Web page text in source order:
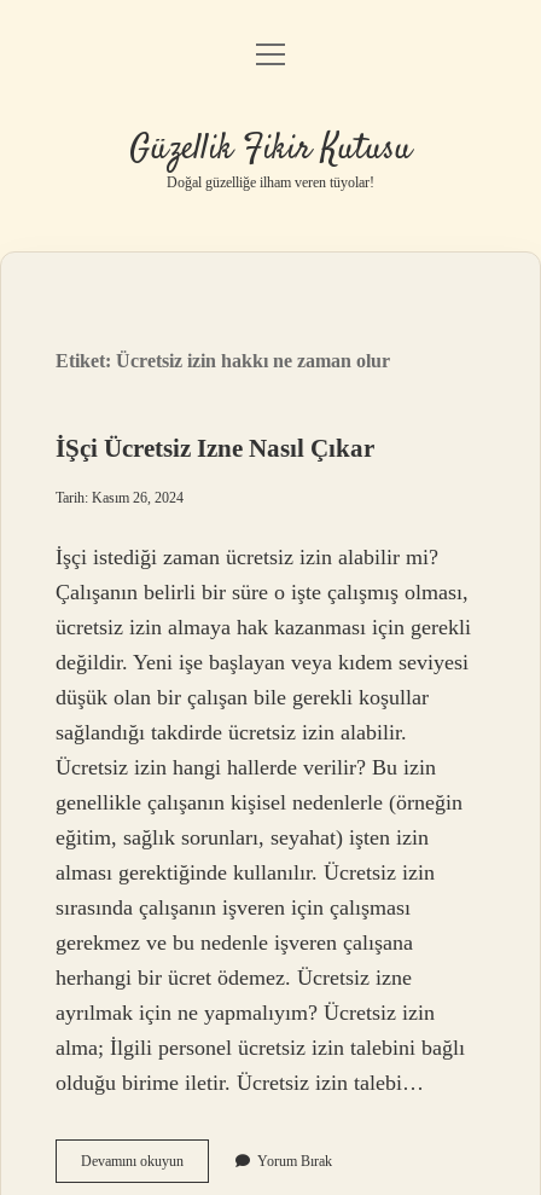
Anasayfa
Yasal Uyarı
menüyü
Güzellik Fikir Kutusu
Doğal güzelliğe ilham veren tüyolar!
Etiket:Ücretsiz izin hakkı ne zaman olur
İŞçi Ücretsiz Izne Nasıl Çıkar
Tarih: Kasım 26, 2024
İşçi istediği zaman ücretsiz izin alabilir mi?
Çalışanın belirli bir süre o işte çalışmış olması,
ücretsiz izin almaya hak kazanması için gerekli
değildir. Yeni işe başlayan veya kıdem seviyesi
düşük olan bir çalışan bile gerekli koşullar
sağlandığı takdirde ücretsiz izin alabilir.
Ücretsiz izin hangi hallerde verilir? Bu izin
genellikle çalışanın kişisel nedenlerle (örneğin
eğitim, sağlık sorunları, seyahat) işten izin
alması gerektiğinde kullanılır. Ücretsiz izin
sırasında çalışanın işveren için çalışması
gerekmez ve bu nedenle işveren çalışana
herhangi bir ücret ödemez. Ücretsiz izne
ayrılmak için ne yapmalıyım? Ücretsiz izin
alma; İlgili personel ücretsiz izin talebini bağlı
olduğu birime iletir. Ücretsiz izin talebi…
Devamını okuyunİŞçi
Ücretsiz
Yorum Bırak